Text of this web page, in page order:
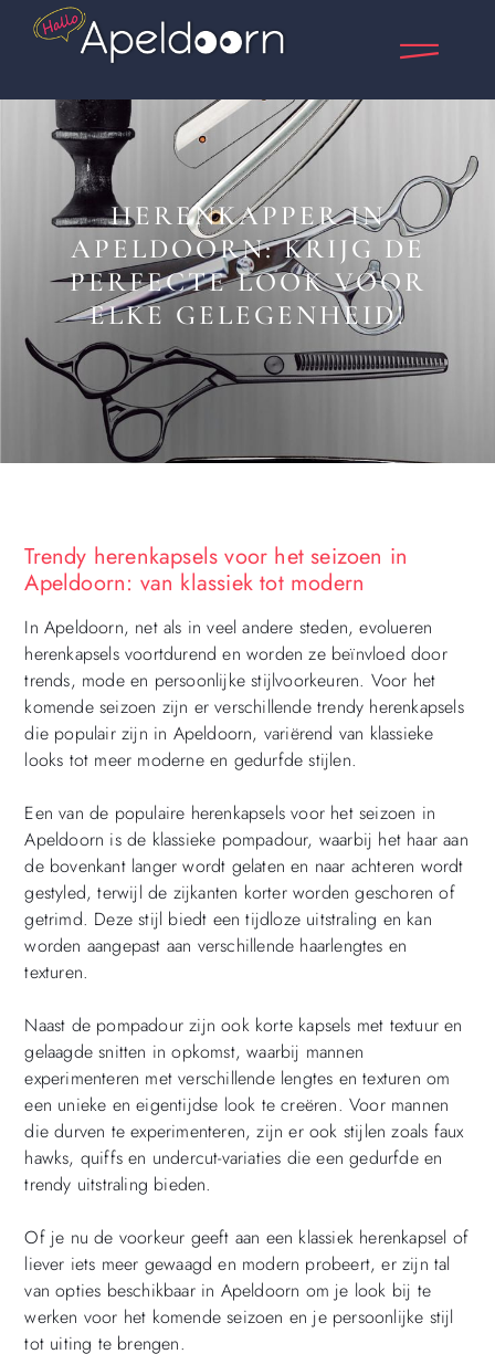
HERENKAPPER IN
APELDOORN: KRIJG DE
PERFECTE LOOK VOOR
ELKE GELEGENHEID!
Trendy herenkapsels voor het seizoen in
Apeldoorn: van klassiek tot modern
In Apeldoorn, net als in veel andere steden, evolueren
herenkapsels voortdurend en worden ze beïnvloed door
trends, mode en persoonlijke stijlvoorkeuren. Voor het
komende seizoen zijn er verschillende trendy herenkapsels
die populair zijn in Apeldoorn, variërend van klassieke
looks tot meer moderne en gedurfde stijlen.
Een van de populaire herenkapsels voor het seizoen in
Apeldoorn is de klassieke pompadour, waarbij het haar aan
de bovenkant langer wordt gelaten en naar achteren wordt
gestyled, terwijl de zijkanten korter worden geschoren of
getrimd. Deze stijl biedt een tijdloze uitstraling en kan
worden aangepast aan verschillende haarlengtes en
texturen.
Naast de pompadour zijn ook korte kapsels met textuur en
gelaagde snitten in opkomst, waarbij mannen
experimenteren met verschillende lengtes en texturen om
een unieke en eigentijdse look te creëren. Voor mannen
die durven te experimenteren, zijn er ook stijlen zoals faux
hawks, quiffs en undercut-variaties die een gedurfde en
trendy uitstraling bieden.
Of je nu de voorkeur geeft aan een klassiek herenkapsel of
liever iets meer gewaagd en modern probeert, er zijn tal
van opties beschikbaar in Apeldoorn om je look bij te
werken voor het komende seizoen en je persoonlijke stijl
tot uiting te brengen.